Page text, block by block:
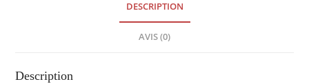
DESCRIPTION
AVIS (0)
Description